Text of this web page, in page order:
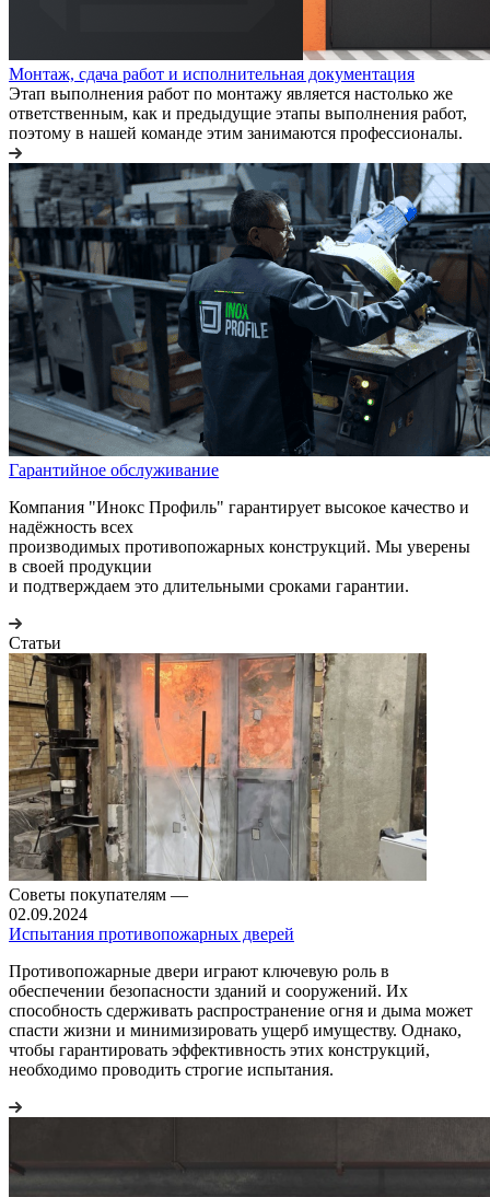
Монтаж, сдача работ и исполнительная документация
Этап выполнения работ по монтажу является настолько же
ответственным, как и предыдущие этапы выполнения работ,
поэтому в нашей команде этим занимаются профессионалы.
Гарантийное обслуживание
Компания "Инокс Профиль" гарантирует высокое качество и
надёжность всех
производимых противопожарных конструкций. Мы уверены
в своей продукции
и подтверждаем это длительными сроками гарантии.
Статьи
Советы покупателям —
02.09.2024
Испытания противопожарных дверей
Противопожарные двери играют ключевую роль в
обеспечении безопасности зданий и сооружений. Их
способность сдерживать распространение огня и дыма может
спасти жизни и минимизировать ущерб имуществу. Однако,
чтобы гарантировать эффективность этих конструкций,
необходимо проводить строгие испытания.